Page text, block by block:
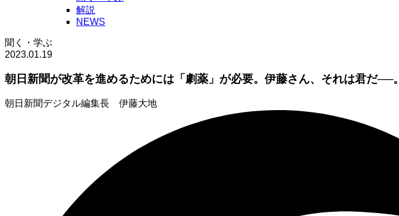
解説
NEWS
聞く・学ぶ
2023.01.19
朝日新聞が改革を進めるためには「劇薬」が必要。伊藤さん、それは君だ──。
朝日新聞デジタル編集長 伊藤大地